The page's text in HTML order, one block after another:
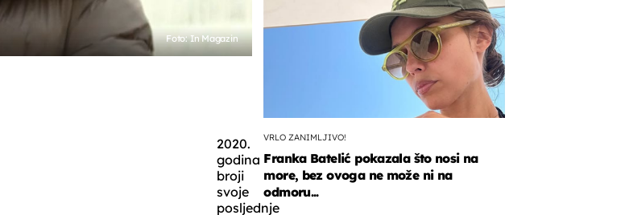
Foto: In Magazin
2020.
godina
broji
svoje
posljednje
VRLO ZANIMLJIVO!
Franka Batelić pokazala što nosi na
more, bez ovoga ne može ni na
odmoru...